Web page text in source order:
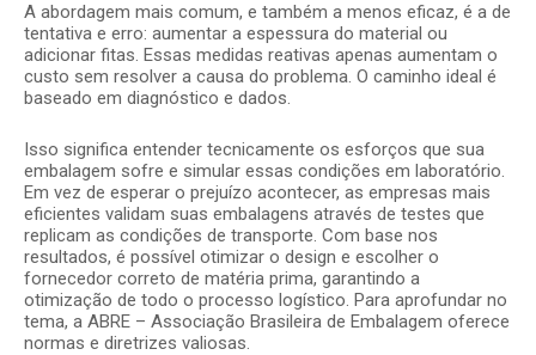
A abordagem mais comum, e também a menos eficaz, é a de
tentativa e erro: aumentar a espessura do material ou
adicionar fitas. Essas medidas reativas apenas aumentam o
custo sem resolver a causa do problema. O caminho ideal é
baseado em diagnóstico e dados.
Isso significa entender tecnicamente os esforços que sua
embalagem sofre e simular essas condições em laboratório.
Em vez de esperar o prejuízo acontecer, as empresas mais
eficientes validam suas embalagens através de testes que
replicam as condições de transporte. Com base nos
resultados, é possível otimizar o design e escolher o
fornecedor correto de matéria prima, garantindo a
otimização de todo o processo logístico. Para aprofundar no
tema, a ABRE – Associação Brasileira de Embalagem oferece
normas e diretrizes valiosas.